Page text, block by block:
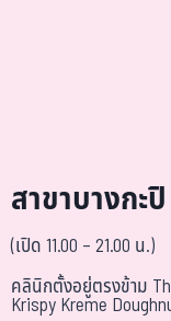
สาขาบางกะปิ
(เปิด 11.00 – 21.00 น.)
คลินิกตั้งอยู่ตรงข้าม
Krispy Kreme